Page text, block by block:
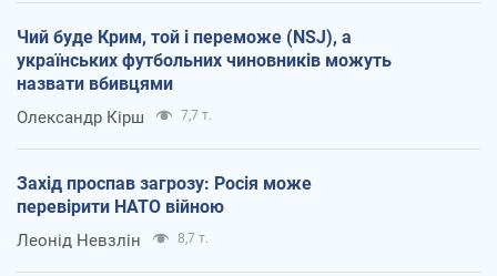
Чий буде Крим, той і переможе (NSJ), а
українських футбольних чиновників можуть
назвати вбивцями
Олександр Кірш 7,7 т.
Захід проспав загрозу: Росія може
перевірити НАТО війною
Леонід Невзлін 8,7 т.